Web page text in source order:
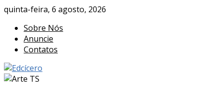
quinta-feira, 6 agosto, 2026
Sobre Nós
Anuncie
Contatos